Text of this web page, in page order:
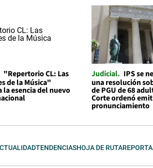
"Repertorio CL: Las
de la Música"
la esencia del nuevo
Judicial IPS se
una resolución
de PGU de 68
Corte ordenó
pronunciamiento
TENDENCIASHOJA DE RUTA